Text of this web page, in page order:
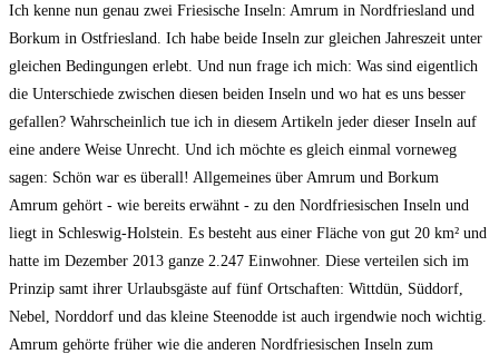
Ich kenne nun genau zwei Friesische Inseln: Amrum in Nordfriesland und
Borkum in Ostfriesland. Ich habe beide Inseln zur gleichen Jahreszeit unter
gleichen Bedingungen erlebt. Und nun frage ich mich: Was sind eigentlich
die Unterschiede zwischen diesen beiden Inseln und wo hat es uns besser
gefallen? Wahrscheinlich tue ich in diesem Artikeln jeder dieser Inseln auf
eine andere Weise Unrecht. Und ich möchte es gleich einmal vorneweg
sagen: Schön war es überall! Allgemeines über Amrum und Borkum
Amrum gehört - wie bereits erwähnt - zu den Nordfriesischen Inseln und
liegt in Schleswig-Holstein. Es besteht aus einer Fläche von gut 20 km² und
hatte im Dezember 2013 ganze 2.247 Einwohner. Diese verteilen sich im
Prinzip samt ihrer Urlaubsgäste auf fünf Ortschaften: Wittdün, Süddorf,
Nebel, Norddorf und das kleine Steenodde ist auch irgendwie noch wichtig.
Amrum gehörte früher wie die anderen Nordfriesischen Inseln zum